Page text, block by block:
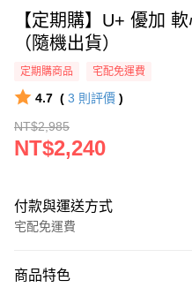
【定期購】U+ 優加
（隨機出貨）
定期購商品 宅配免運費
4.7 ( 3 則評價 )
NT$2,985
NT$2,240
付款與運送方式
宅配免運費
信用卡一次付款
商品特色